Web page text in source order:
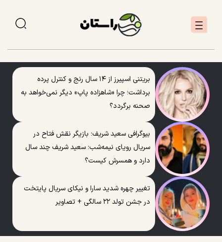
بریتنی اسپیرز از ۱۴ سال رنج و کنترل پرده
برداشت؛ چرا «شاهزاده پاپ» دیگر نمی‌خواهد به
صحنه برگردد؟
بیوگرافی سعید شریف؛ بازیگر نقش فتاح در
سریال رویای نیمه‌شب؛ سعید شریف چند سال
دارد و همسرش کیست؟
تغییر چهره شدید سارا و نیکای سریال پایتخت
در جشن تولد ۲۲ سالگی + تصاویر